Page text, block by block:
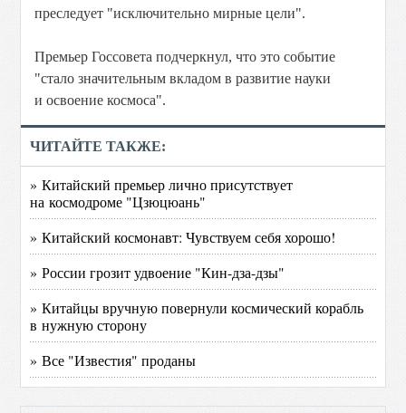
преследует "исключительно мирные цели".
Премьер Госсовета подчеркнул, что это событие
"стало значительным вкладом в развитие науки
и освоение космоса".
ЧИТАЙТЕ ТАКЖЕ:
» Китайский премьер лично присутствует
на космодроме "Цзюцюань"
» Китайский космонавт: Чувствуем себя хорошо!
» России грозит удвоение "Кин-дза-дзы"
» Китайцы вручную повернули космический корабль
в нужную сторону
» Все "Известия" проданы